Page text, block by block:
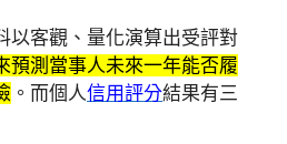
以客觀、量化演算出受評對
預測當事人未來一年能否履
。而個人信用評分結果有三